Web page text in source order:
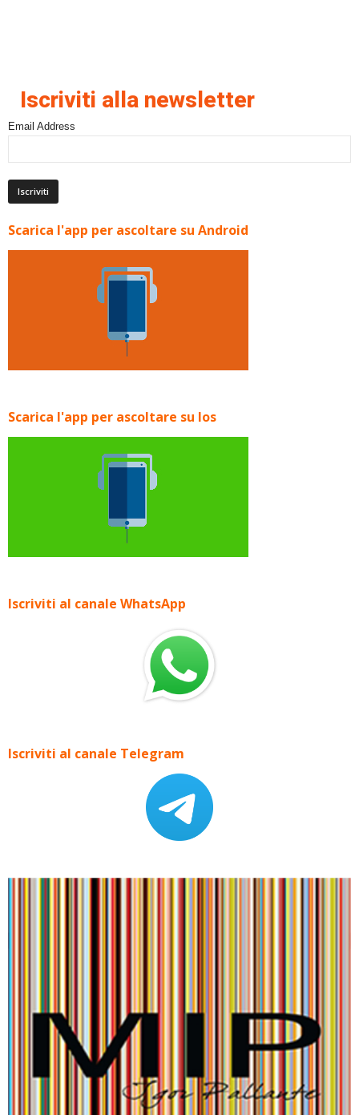
Iscriviti alla newsletter
Email Address
Scarica l'app per ascoltare su Android
Scarica l'app per ascoltare su Ios
Iscriviti al canale WhatsApp
Iscriviti al canale Telegram